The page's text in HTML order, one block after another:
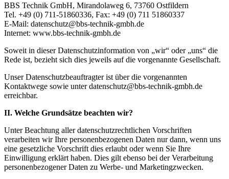
BBS Technik GmbH, Mirandolaweg 6, 73760 Ostfildern
Tel. +49 (0) 711-51860336, Fax: +49 (0) 711 51860337
E-Mail: datenschutz@bbs-technik-gmbh.de
Internet: www.bbs-technik-gmbh.de
Soweit in dieser Datenschutzinformation von „wir“ oder „uns“ die
Rede ist, bezieht sich dies jeweils auf die vorgenannte Gesellschaft.
Unser Datenschutzbeauftragter ist über die vorgenannten
Kontaktwege sowie unter datenschutz@bbs-technik-gmbh.de
erreichbar.
II. Welche Grundsätze beachten wir?
Unter Beachtung aller datenschutzrechtlichen Vorschriften
verarbeiten wir Ihre personenbezogenen Daten nur dann, wenn uns
eine gesetzliche Vorschrift dies erlaubt oder wenn Sie Ihre
Einwilligung erklärt haben. Dies gilt ebenso bei der Verarbeitung
personenbezogener Daten zu Werbe- und Marketingzwecken.